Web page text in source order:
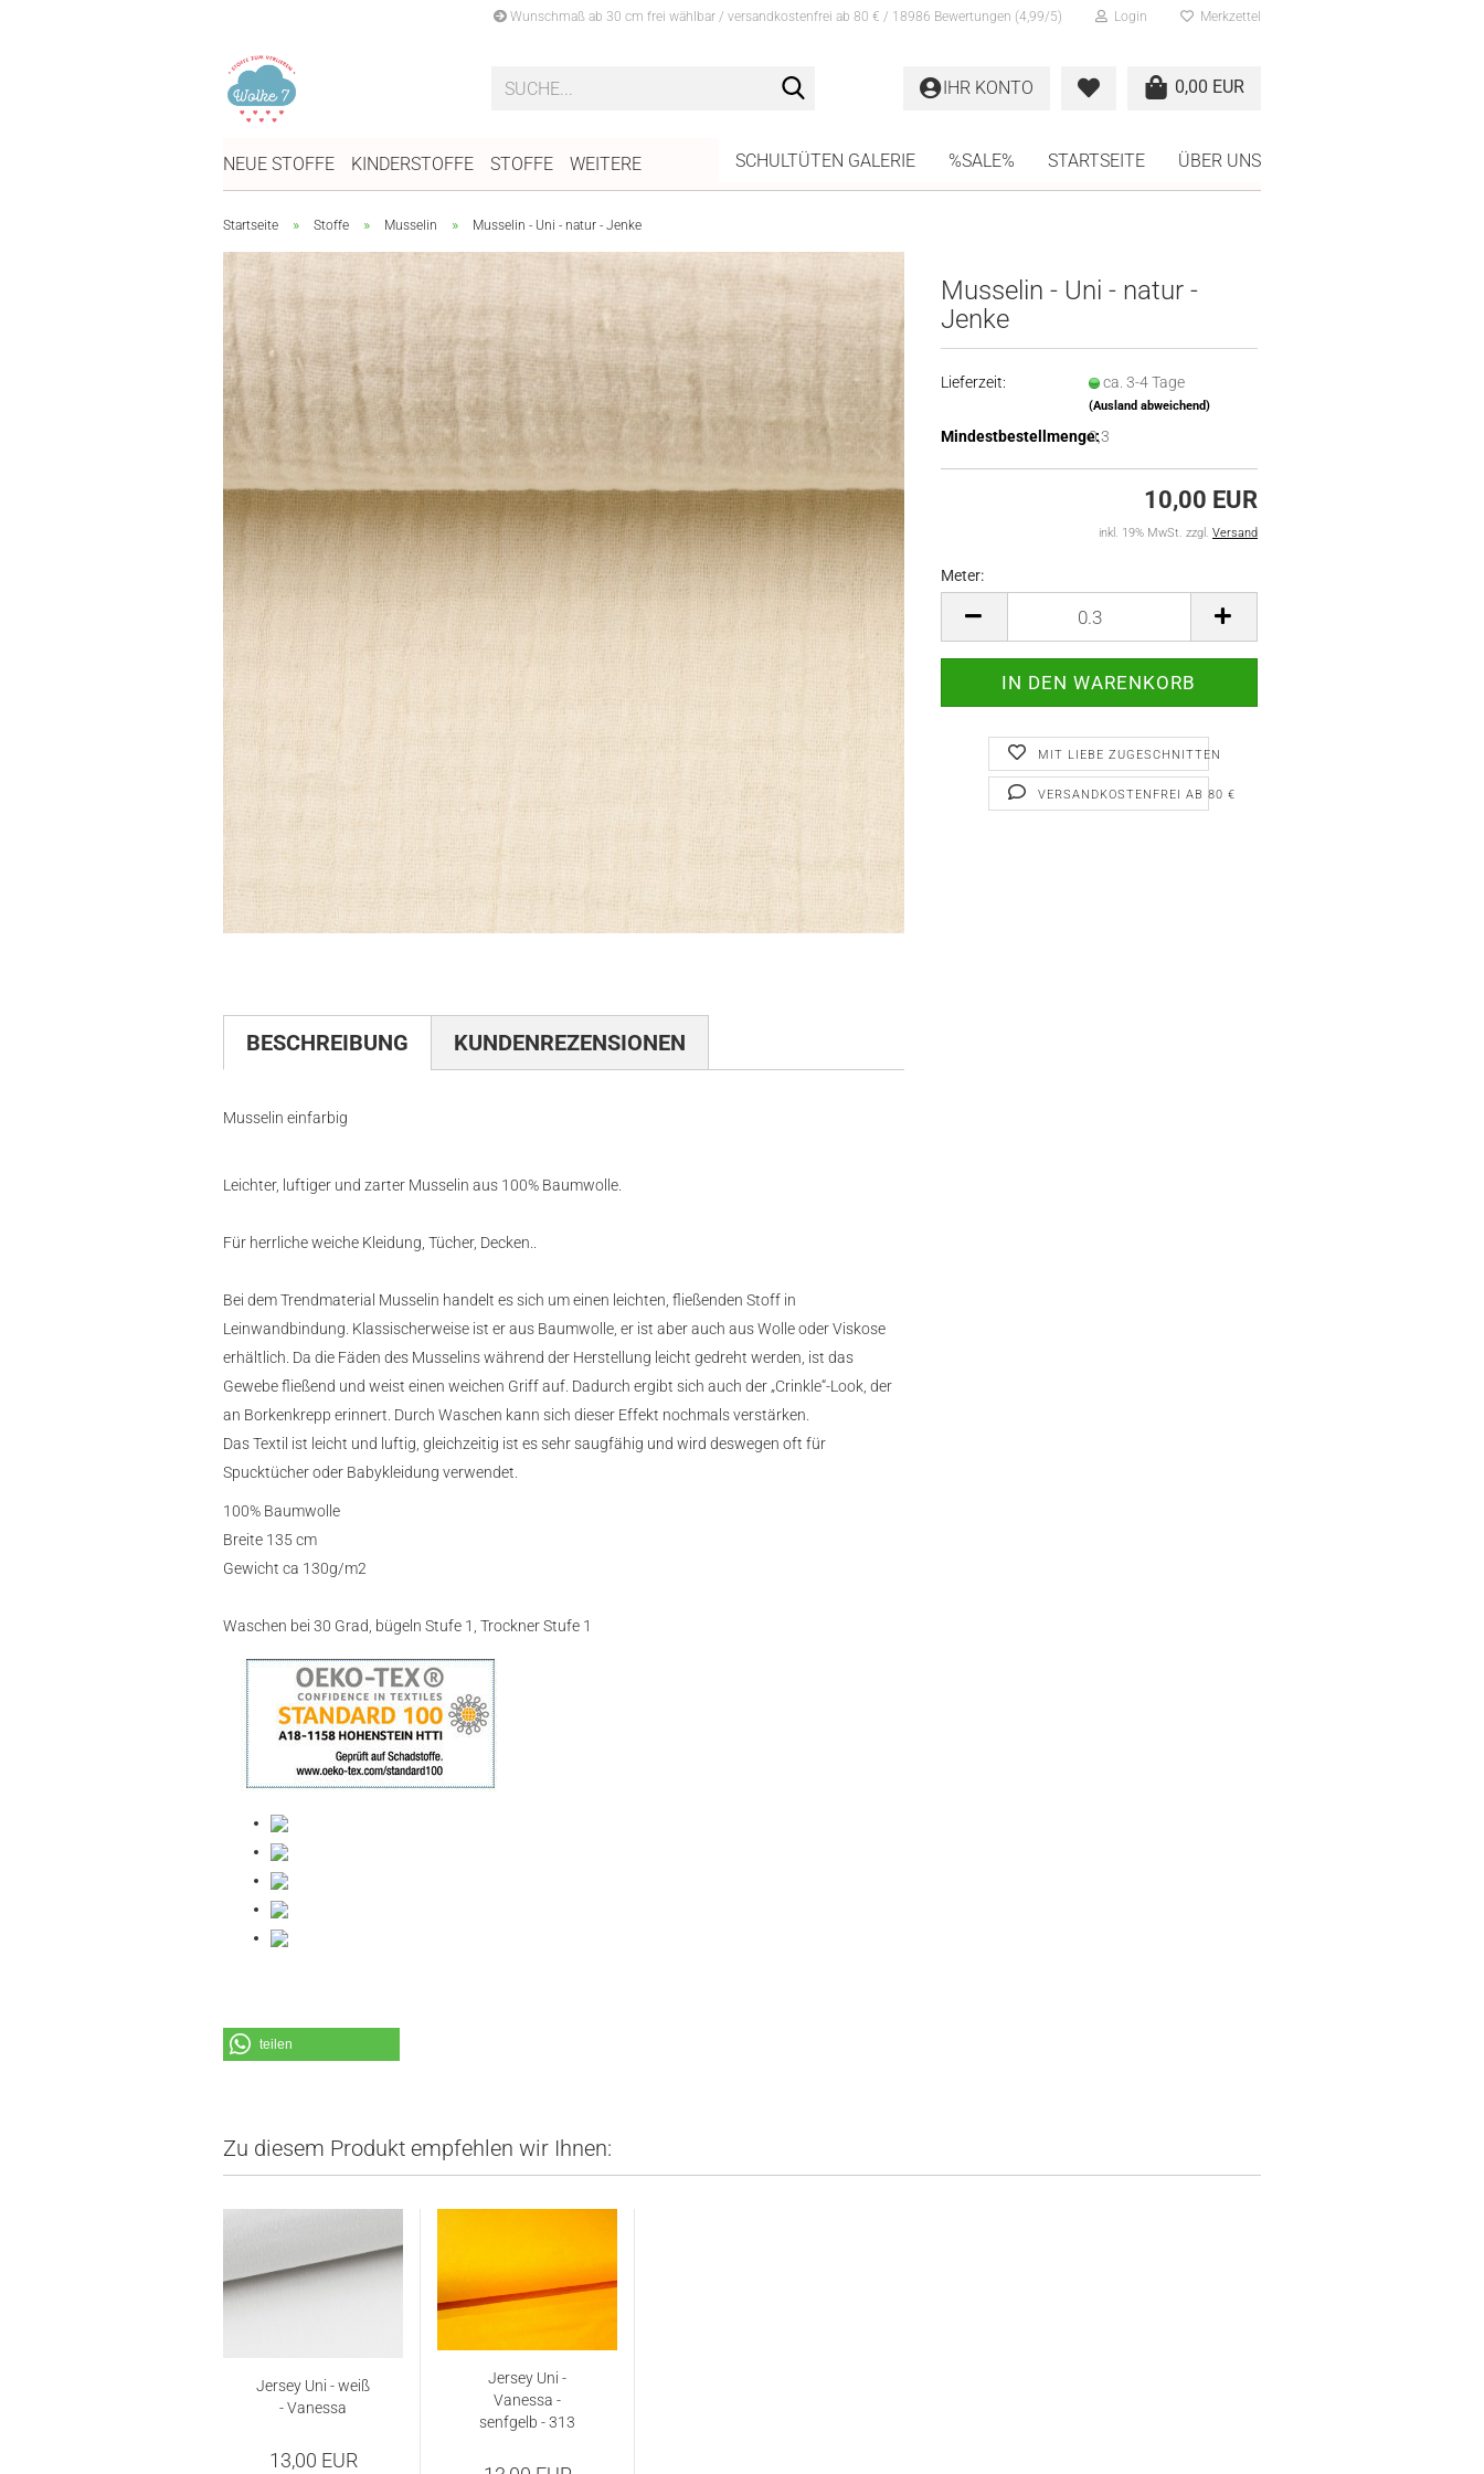
Wunschmaß ab 30 cm frei wählbar / versandkostenfrei ab 80 € / 18986 Bewertungen (4,99/5) Login Merkzettel
0,00 EUR
IHR KONTO
NEUE STOFFE KINDERSTOFFE STOFFE SCHULTÜTEN GALERIE %SALE% STARTSEITE ÜBER UNS
WEITERE
Startseite » Stoffe » Musselin » Musselin - Uni - natur - Jenke
Musselin - Uni - natur -
Jenke
Lieferzeit: ca. 3-4 Tage
(Ausland abweichend)
Mindestbestellmenge:0,3
10,00 EUR
inkl. 19% MwSt. zzgl. Versand
Meter:
Meter
MIT LIEBE ZUGESCHNITTEN
VERSANDKOSTENFREI AB 80 €
BESCHREIBUNG KUNDENREZENSIONEN
Musselin einfarbig
Leichter, luftiger und zarter Musselin aus 100% Baumwolle.
Für herrliche weiche Kleidung, Tücher, Decken..
Bei dem Trendmaterial Musselin handelt es sich um einen leichten, fließenden Stoff in
Leinwandbindung. Klassischerweise ist er aus Baumwolle, er ist aber auch aus Wolle oder Viskose
erhältlich. Da die Fäden des Musselins während der Herstellung leicht gedreht werden, ist das
Gewebe fließend und weist einen weichen Griff auf. Dadurch ergibt sich auch der „Crinkle“-Look, der
an Borkenkrepp erinnert. Durch Waschen kann sich dieser Effekt nochmals verstärken.
Das Textil ist leicht und luftig, gleichzeitig ist es sehr saugfähig und wird deswegen oft für
Spucktücher oder Babykleidung verwendet.
100% Baumwolle
Breite 135 cm
Gewicht ca 130g/m2
Waschen bei 30 Grad, bügeln Stufe 1, Trockner Stufe 1
teilen
Zu diesem Produkt empfehlen wir Ihnen:
Jersey Uni - weiß
- Vanessa
13,00 EUR
Jersey Uni -
Vanessa -
senfgelb - 313